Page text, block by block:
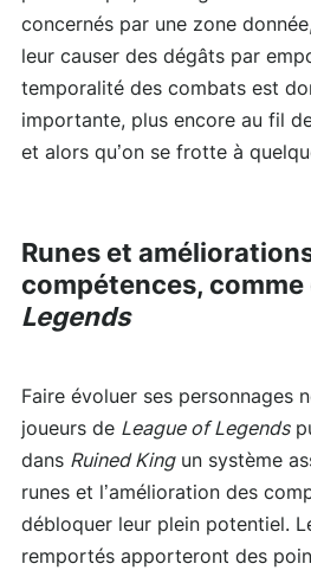
concernés par une zone
leur causer des dégâts par
temporalité des combats est
importante, plus encore au fil
et alors qu’on se frotte à
Runes et
compétences, comme
Legends
Faire évoluer ses personnages
joueurs de League of Legends
dans Ruined Kingun système
runes et l’amélioration des
débloquer leur plein potentiel.
remportés apporteront des